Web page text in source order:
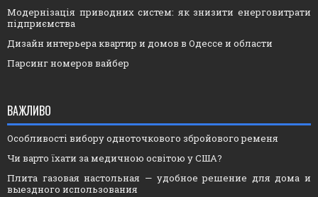
Модернізація приводних систем: як знизити енерговитрати
підприємства
Дизайн интерьера квартир и домов в Одессе и области
Парсинг номеров вайбер
ВАЖЛИВО
Особливості вибору одноточкового збройового ременя
Чи варто їхати за медичною освітою у США?
Плита газовая настольная — удобное решение для дома и
выездного использования